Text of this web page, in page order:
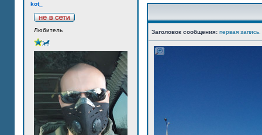
kot_
Любитель Заголовок сообщения: первая